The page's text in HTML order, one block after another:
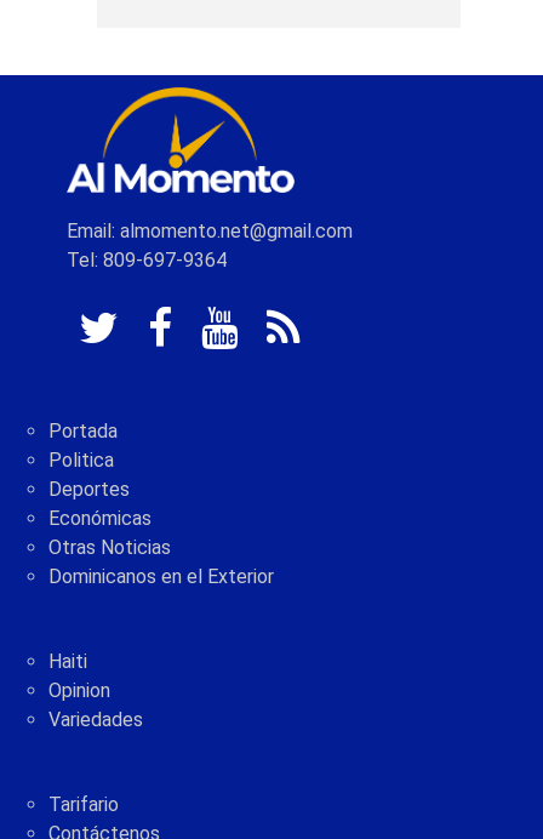
Email: almomento.net@gmail.com
Tel: 809-697-9364
Portada
Politica
Deportes
Económicas
Otras Noticias
Dominicanos en el Exterior
Haiti
Opinion
Variedades
Tarifario
Contáctenos